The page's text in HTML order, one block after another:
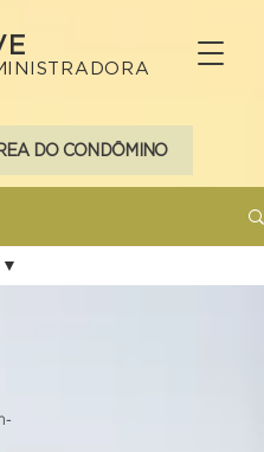
DO CONDÔMINO